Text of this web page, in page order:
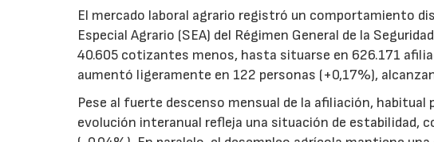
El mercado laboral agrario registró un comportamiento
Especial Agrario (SEA) del Régimen General de la
40.605 cotizantes menos, hasta situarse en 626.171
aumentó ligeramente en 122 personas (+0,17%),
Pese al fuerte descenso mensual de la afiliación,
evolución interanual refleja una situación de estabilidad,